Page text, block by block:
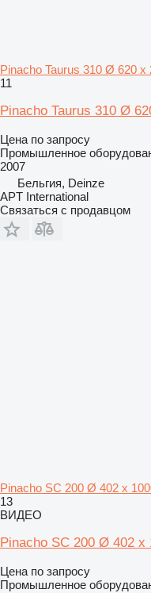
Pinacho Taurus 310 Ø 620 x
11
Pinacho Taurus 310 Ø
Цена по запросу
Промышленное
2007
Бельгия, Deinze
APT International
Связаться с продавцом
Pinacho SC 200 Ø 402 x
13
ВИДЕО
Pinacho SC 200 Ø 402 x
Цена по запросу
Промышленное